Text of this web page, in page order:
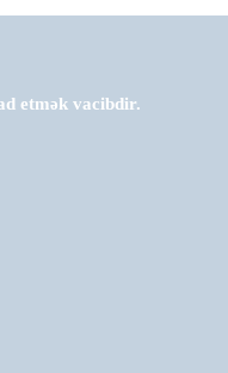
etmək vacibdir.